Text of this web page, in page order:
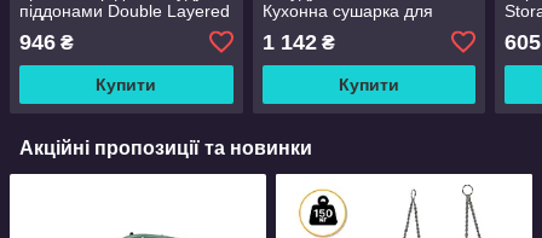
піддонами Double Layered
946 ₴
Купити
Кухонна сушарка для
посуду настільна Rack 969
1 142₴
Купити
605
Акційні пропозиції та новинки